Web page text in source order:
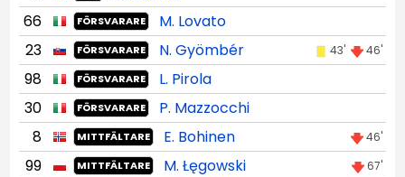
66
FÖRSVARARE
M. Lovato
23
FÖRSVARARE N. Gyömbér 43' 46'
98 FÖRSVARARE
L. Pirola
30
FÖRSVARARE
P. Mazzocchi
8
MITTFÄLTARE E. Bohinen 46'
99 MITTFÄLTARE M. Łęgowski 67'